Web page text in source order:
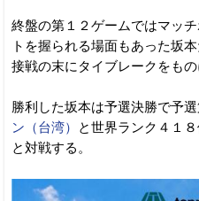
終盤の第１２ゲームではマッ
トを握られる場面もあった坂
接戦の末にタイブレークをも
勝利した坂本は予選決勝で予
ン（台湾）
と世界ランク４１
と対戦する。